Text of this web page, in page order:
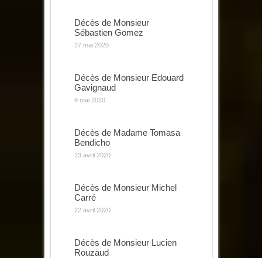
Décès de Monsieur
Sébastien Gomez
27 mai 2020
Décès de Monsieur Edouard
Gavignaud
9 mai 2020
Décès de Madame Tomasa
Bendicho
23 avril 2020
Décès de Monsieur Michel
Carré
22 avril 2020
Décès de Monsieur Lucien
Rouzaud